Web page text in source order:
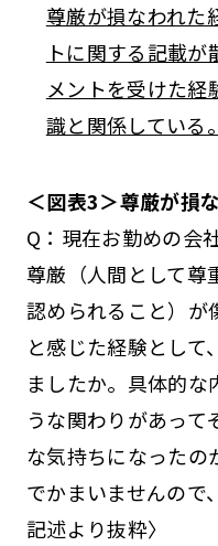
尊厳が損なわれた
トに関する記載
メントを受けた
識と関係している。
＜図表3＞尊厳が損
Q：現在お勤めの会
尊厳（人間として尊
認められること）が
と感じた経験として
ましたか。具体的な
うな関わりがあって
な気持ちになったの
でかまいませんので
記述より抜粋〉